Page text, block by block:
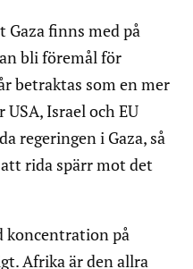
finns med på
bli föremål för
betraktas som en mer
Israel och EU
regeringen i Gaza, så
rida spärr mot det
koncentration på
Afrika är den allra